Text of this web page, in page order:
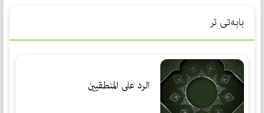
بابەتی تر
الرد على المنطقيين